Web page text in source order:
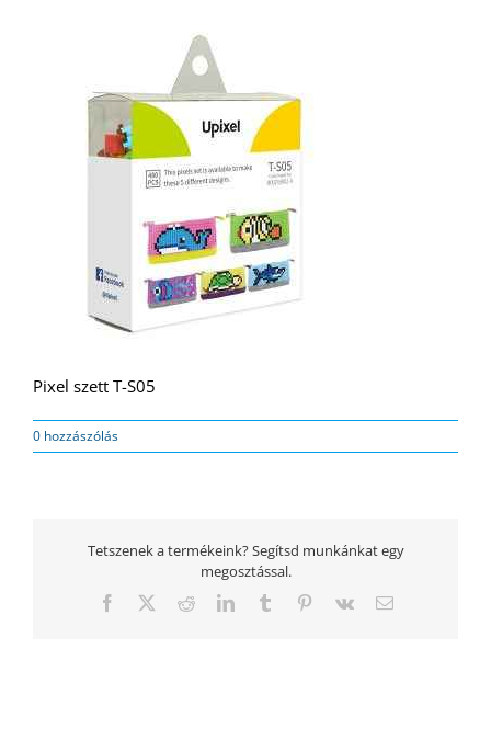
Pixel szett T-S05
0 hozzászólás
Tetszenek a termékeink? Segítsd munkánkat egy
megosztással.
Facebook
TwitterRedditLinkedInTumblr Pinterest
Vk Email: